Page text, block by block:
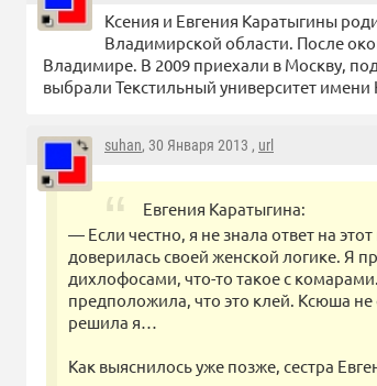
Ксения и Евгения Каратыгины
Владимирской области. После
Владимире. В 2009 приехали в Москву,
выбрали Текстильный университет имени
suhan, 30 Января 2013 , url
Евгения Каратыгина:
— Если честно, я не знала ответ на
доверилась своей женской логике. Я
дихлофосами, что-то такое с
предположила, что это клей. Ксюша
решила я…
Как выяснилось уже позже, сестра